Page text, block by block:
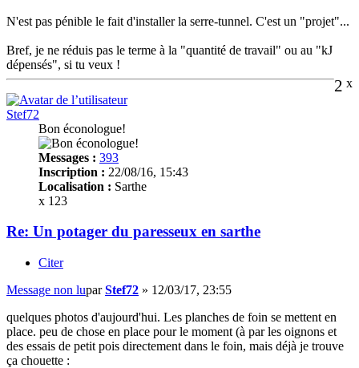
N'est pas pénible le fait d'installer la serre-tunnel. C'est un "projet"...
Bref, je ne réduis pas le terme à la "quantité de travail" ou au "kJ
dépensés", si tu veux !
2 x
Stef72
Bon éconologue!
Messages : 393
Inscription : 22/08/16, 15:43
Localisation : Sarthe
x 123
Re: Un potager du paresseux en sarthe
Citer
Message non luparStef72 » 12/03/17, 23:55
quelques photos d'aujourd'hui. Les planches de foin se mettent en
place. peu de chose en place pour le moment (à par les oignons et
des essais de petit pois directement dans le foin, mais déjà je trouve
ça chouette :